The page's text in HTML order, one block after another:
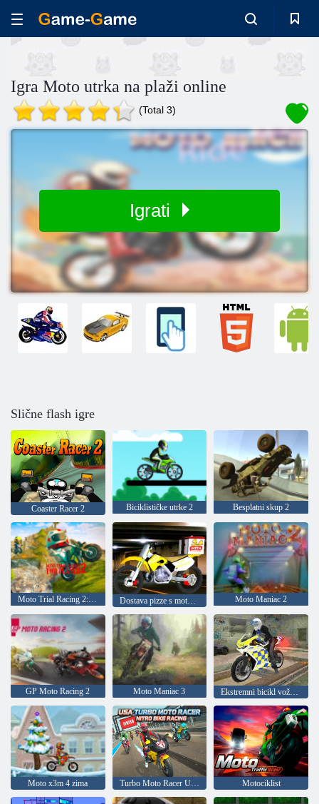
Igra Moto utrka na plaži online
(Total 3)
Igrati
Slične flash igre
Coaster Racer 2 Biciklističke utrke 2 Besplatni skup 2
Moto Trial Racing 2: dva igrača Dostava pizze s motorom bicikla 2020 Moto Maniac 2
GP Moto Racing 2 Moto Maniac 3 Ekstremni bicikl vožnja 3D
Moto x3m 4 zima Turbo Moto Racer Utrke na nitro motorima Motociklist